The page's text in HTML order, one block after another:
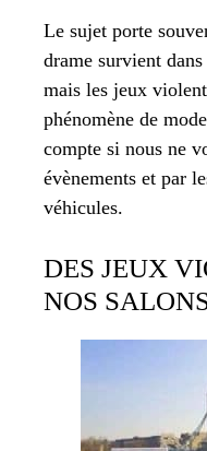
Le sujet porte
drame survient
mais les jeux
phénomène de
compte si nous ne
évènements et par
véhicules.
DES JEUX
NOS